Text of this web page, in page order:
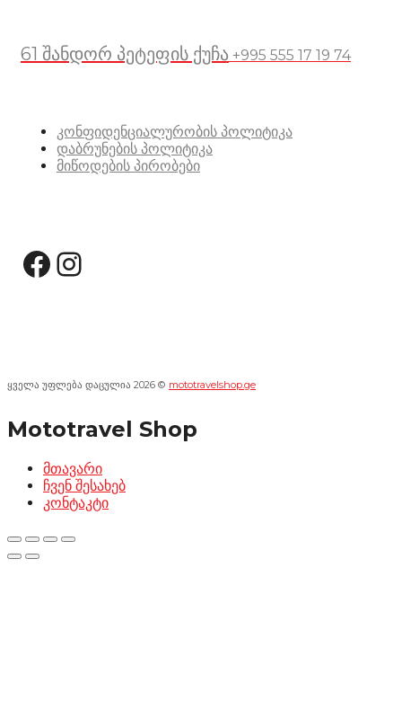
61 შანდორ პეტეფის ქუჩა +995 555 17 19 74
კონფიდენციალურობის პოლიტიკა
დაბრუნების პოლიტიკა
მიწოდების პირობები
Facebook
Instagram
ყველა უფლება დაცულია 2026 © mototravelshop.ge
Mototravel Shop
მთავარი
ჩვენ შესახებ
კონტაკტი